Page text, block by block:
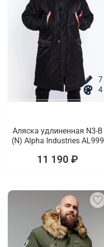
7
4
Аляска удлиненная N3-B
(N) Alpha Industries AL999
11 190 ₽